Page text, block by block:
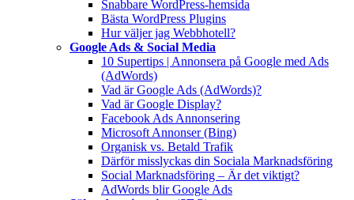
Snabbare WordPress-hemsida
Bästa WordPress Plugins
Hur väljer jag Webbhotell?
Google Ads & Social Media
10 Supertips | Annonsera på Google med Ads
(AdWords)
Vad är Google Ads (AdWords)?
Vad är Google Display?
Facebook Ads Annonsering
Microsoft Annonser (Bing)
Organisk vs. Betald Trafik
Därför misslyckas din Sociala Marknadsföring
Social Marknadsföring – Är det viktigt?
AdWords blir Google Ads